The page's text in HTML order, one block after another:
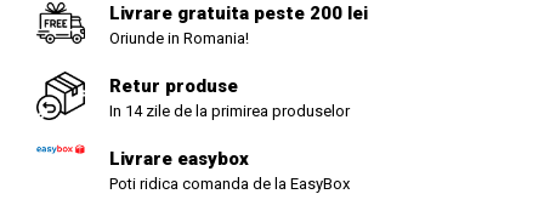
Livrare gratuita peste 200 lei
Oriunde in Romania!
Retur produse
In 14 zile de la primirea produselor
Livrare easybox
Poti ridica comanda de la EasyBox